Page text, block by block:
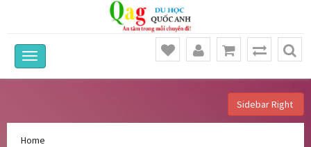
Sidebar Right
Home